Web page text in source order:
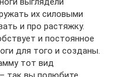
их силовыми
и про растяжку.
и постоянное
для того и созданы.
тот вид